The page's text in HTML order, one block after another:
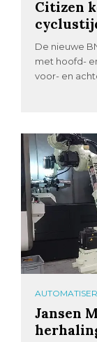
Citizen
De nieuwe
met hoofd-
voor- en
Jansen